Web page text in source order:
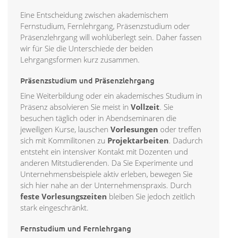
Eine Entscheidung zwischen akademischem
Fernstudium, Fernlehrgang, Präsenzstudium oder
Präsenzlehrgang will wohlüberlegt sein. Daher fassen
wir für Sie die Unterschiede der beiden
Lehrgangsformen kurz zusammen.
Präsenzstudium und Präsenzlehrgang
Eine Weiterbildung oder ein akademisches Studium in
Präsenz absolvieren Sie meist in Vollzeit. Sie
besuchen täglich oder in Abendseminaren die
jeweiligen Kurse, lauschen Vorlesungen oder treffen
sich mit Kommilitonen zu Projektarbeiten. Dadurch
entsteht ein intensiver Kontakt mit Dozenten und
anderen Mitstudierenden. Da Sie Experimente und
Unternehmensbeispiele aktiv erleben, bewegen Sie
sich hier nahe an der Unternehmenspraxis. Durch
feste Vorlesungszeiten bleiben Sie jedoch zeitlich
stark eingeschränkt.
Fernstudium und Fernlehrgang